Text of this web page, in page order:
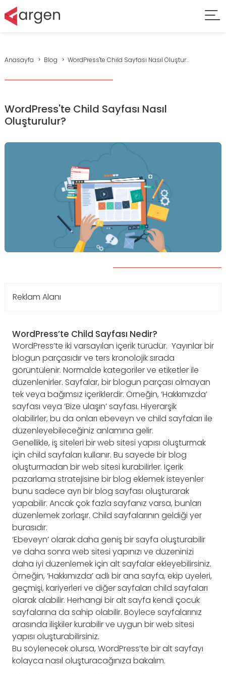
Anasayfa Blog WordPress'te Child Sayfası Nasıl Oluştur...
WordPress'te Child Sayfası Nasıl
Oluşturulur?
Reklam Alanı
WordPress’te Child Sayfası Nedir?
WordPress’te iki varsayılan içerik türüdür. Yayınlar bir
blogun parçasıdır ve ters kronolojik sırada
görüntülenir. Normalde kategoriler ve etiketler ile
düzenlenirler. Sayfalar, bir blogun parçası olmayan
tek veya bağımsız içeriklerdir. Örneğin, ‘Hakkımızda’
sayfası veya ‘Bize ulaşın’ sayfası. Hiyerarşik
olabilirler, bu da onları ebeveyn ve child sayfaları ile
düzenleyebileceğiniz anlamına gelir.
Genellikle, iş siteleri bir web sitesi yapısı oluşturmak
için child sayfaları kullanır. Bu sayede bir blog
oluşturmadan bir web sitesi kurabilirler. İçerik
pazarlama stratejisine bir blog eklemek isteyenler
bunu sadece ayrı bir blog sayfası oluşturarak
yapabilir. Ancak çok fazla sayfanız varsa, bunları
düzenlemek zorlaşır. Child sayfalarının geldiği yer
burasıdır.
‘Ebeveyn’ olarak daha geniş bir sayfa oluşturabilir
ve daha sonra web sitesi yapınızı ve düzeninizi
daha iyi düzenlemek için alt sayfalar ekleyebilirsiniz.
Örneğin, ‘Hakkımızda’ adlı bir ana sayfa, ekip üyeleri,
geçmişi, kariyerleri ve diğer sayfaları child sayfaları
olarak alabilir. Herhangi bir alt sayfa kendi çocuk
sayfalarına da sahip olabilir. Böylece sayfalarınız
arasında ilişkiler kurabilir ve uygun bir web sitesi
yapısı oluşturabilirsiniz.
Bu söylenecek olursa, WordPress’te bir alt sayfayı
kolayca nasıl oluşturacağınıza bakalım.